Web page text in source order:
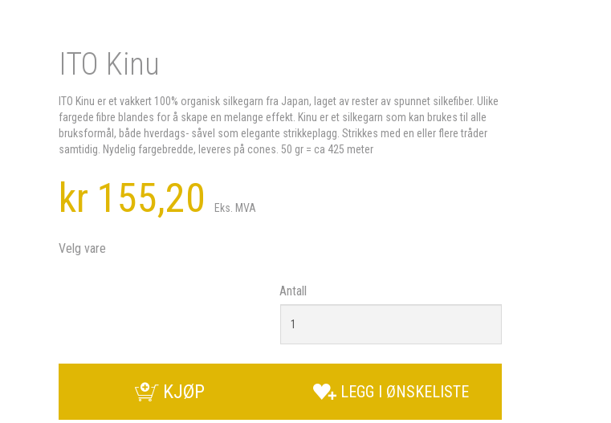
ITO Kinu
ITO Kinu er et vakkert 100% organisk silkegarn fra Japan, laget av rester av spunnet silkefiber. Ulike
fargede fibre blandes for å skape en melange effekt. Kinu er et silkegarn som kan brukes til alle
bruksformål, både hverdags- såvel som elegante strikkeplagg. Strikkes med en eller flere tråder
samtidig. Nydelig fargebredde, leveres på cones. 50 gr = ca 425 meter
kr 155,20 Eks. MVA
Velg vare
Antall
KJØP LEGG I ØNSKELISTE